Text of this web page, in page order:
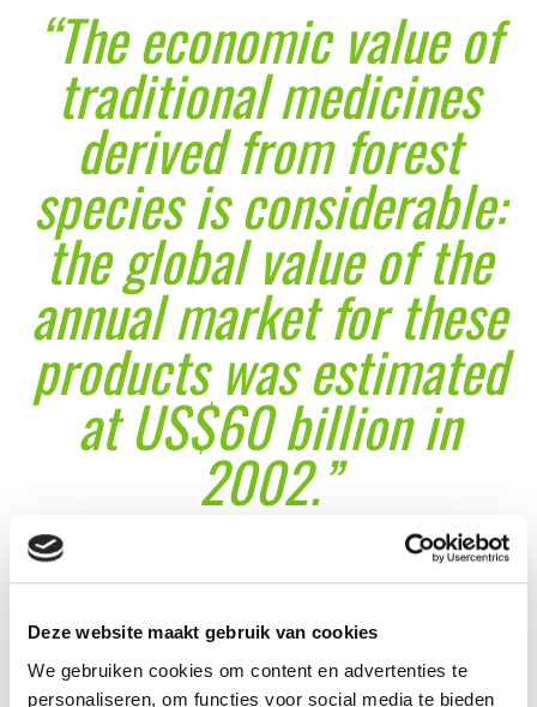
Deze website maakt gebruik van cookies
We gebruiken cookies om content en advertenties te
personaliseren, om functies voor social media te bieden
“The economic value of
traditional medicines
derived from forest
species is considerable:
the global value of the
annual market for these
products was estimated
at US$60 billion in
2002.”
FAO, Food and Agriculture
Organization of the United Nations